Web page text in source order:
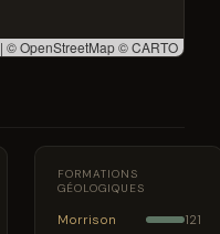
| © OpenStreetMap © CARTO
FORMATIONS
GÉOLOGIQUES
Morrison 121